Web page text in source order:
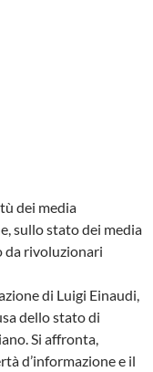
dei media
sullo stato dei media
da rivoluzionari
di Luigi Einaudi,
dello stato di
Si affronta,
d’informazione e il